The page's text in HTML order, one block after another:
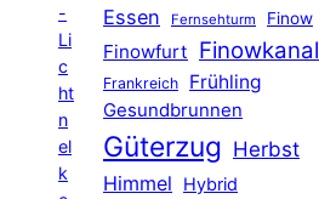
-
Li
c
ht
n
el
k
Essen Fernsehturm Finow
Finowfurt Finowkanal
Frankreich Frühling
Gesundbrunnen
Güterzug Herbst
Himmel
Hybrid